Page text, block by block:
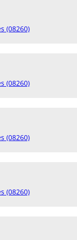
(08260)
(08260)
(08260)
(08260)